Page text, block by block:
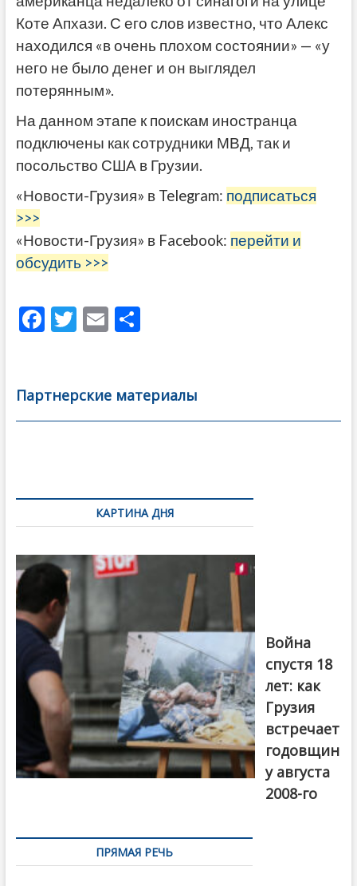
Коте Апхази. С его слов известно, что Алекс
находился «в очень плохом состоянии» — «у
него не было денег и он выглядел
потерянным».
На данном этапе к поискам иностранца
подключены как сотрудники МВД, так и
посольство США в Грузии.
«Новости-Грузия» в Telegram: подписаться
>>>
«Новости-Грузия» в Facebook: перейти и
обсудить >>>
F
b
o
T
er
E
l
О
а
в
Партнерские материалы
по
записямКАРТИНА ДНЯ
Первый канал
Война
спустя 18
лет: как
Грузия
встречает
годовщин
у августа
2008-го
ПРЯМАЯ РЕЧЬ